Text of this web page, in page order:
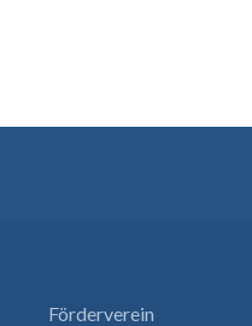
Förderverein